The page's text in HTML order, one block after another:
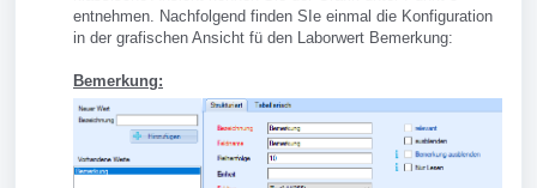
entnehmen. Nachfolgend finden SIe einmal die Konfiguration
in der grafischen Ansicht fü den Laborwert Bemerkung:
Bemerkung: